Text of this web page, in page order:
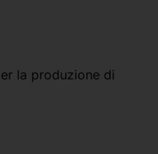
la produzione di